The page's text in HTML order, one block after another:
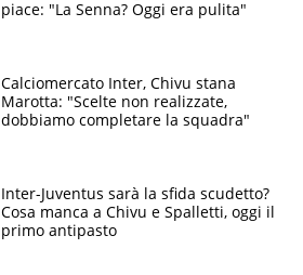
piace: "La Senna? Oggi era pulita"
Calciomercato Inter, Chivu stana
Marotta: "Scelte non realizzate,
dobbiamo completare la squadra"
Inter-Juventus sarà la sfida scudetto?
Cosa manca a Chivu e Spalletti, oggi il
primo antipasto